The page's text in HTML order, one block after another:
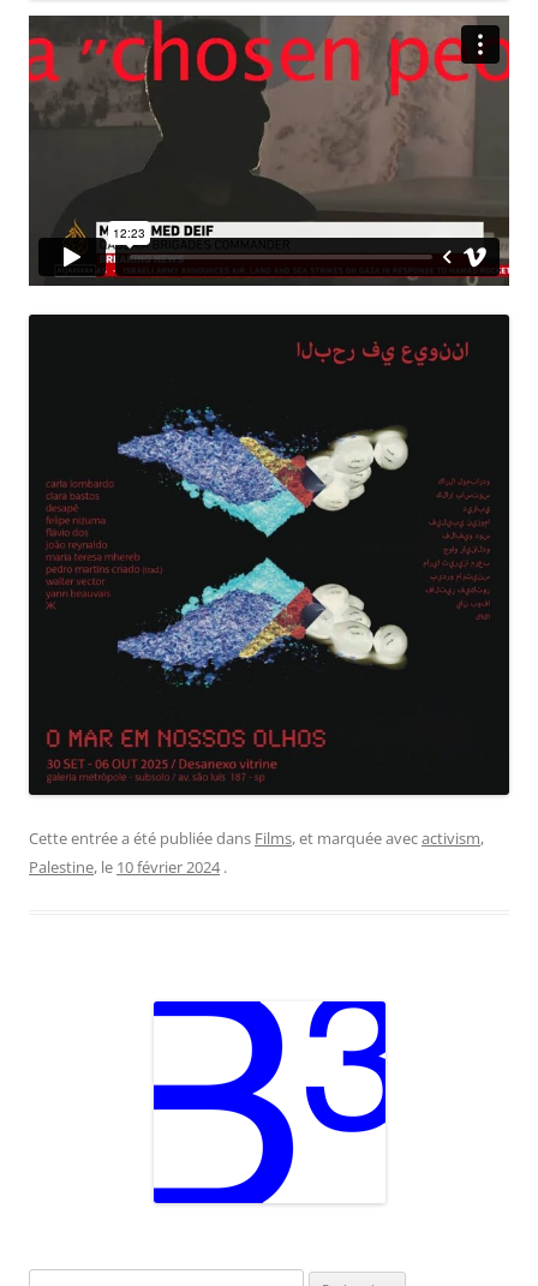
Cette entrée a été publiée dans Films, et marquée avecactivism,
Palestine, le 10 février 2024 .